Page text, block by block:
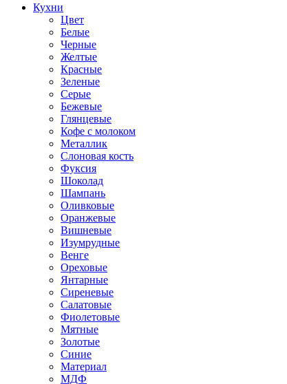
Кухни
Цвет
Белые
Черные
Желтые
Красные
Зеленые
Серые
Бежевые
Глянцевые
Кофе с молоком
Металлик
Слоновая кость
Фуксия
Шоколад
Шампань
Оливковые
Оранжевые
Вишневые
Изумрудные
Венге
Ореховые
Янтарные
Сиреневые
Салатовые
Фиолетовые
Мятные
Золотые
Синие
Материал
МДФ